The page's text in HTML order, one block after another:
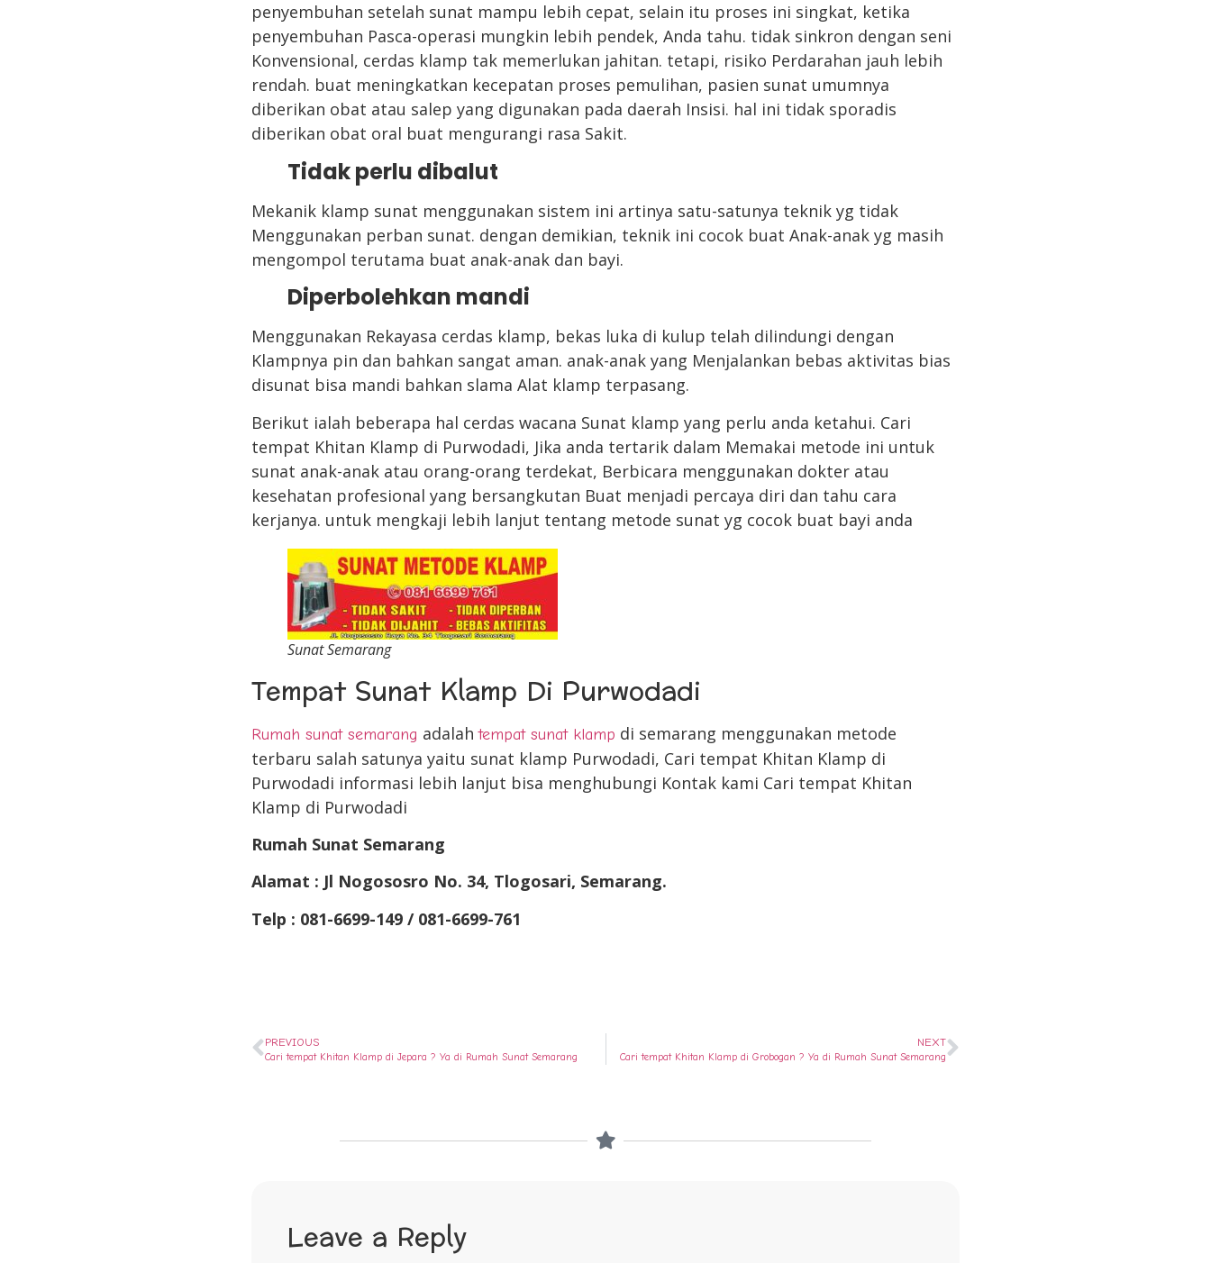
penyembuhan setelah sunat mampu lebih cepat, selain itu proses ini singkat, ketika
penyembuhan Pasca-operasi mungkin lebih pendek, Anda tahu. tidak sinkron dengan seni
Konvensional, cerdas klamp tak memerlukan jahitan. tetapi, risiko Perdarahan jauh lebih
rendah. buat meningkatkan kecepatan proses pemulihan, pasien sunat umumnya
diberikan obat atau salep yang digunakan pada daerah Insisi. hal ini tidak sporadis
diberikan obat oral buat mengurangi rasa Sakit.
Tidak perlu dibalut
Mekanik klamp sunat menggunakan sistem ini artinya satu-satunya teknik yg tidak
Menggunakan perban sunat. dengan demikian, teknik ini cocok buat Anak-anak yg masih
mengompol terutama buat anak-anak dan bayi.
Diperbolehkan mandi
Menggunakan Rekayasa cerdas klamp, bekas luka di kulup telah dilindungi dengan
Klampnya pin dan bahkan sangat aman. anak-anak yang Menjalankan bebas aktivitas bias
disunat bisa mandi bahkan slama Alat klamp terpasang.
Berikut ialah beberapa hal cerdas wacana Sunat klamp yang perlu anda ketahui. Cari
tempat Khitan Klamp di Purwodadi, Jika anda tertarik dalam Memakai metode ini untuk
sunat anak-anak atau orang-orang terdekat, Berbicara menggunakan dokter atau
kesehatan profesional yang bersangkutan Buat menjadi percaya diri dan tahu cara
kerjanya. untuk mengkaji lebih lanjut tentang metode sunat yg cocok buat bayi anda
Sunat Semarang
Tempat Sunat Klamp Di Purwodadi
Rumah sunat semarang adalahtempat sunat klamp di semarang menggunakan metode
terbaru salah satunya yaitu sunat klamp Purwodadi, Cari tempat Khitan Klamp di
Purwodadi informasi lebih lanjut bisa menghubungi Kontak kami Cari tempat Khitan
Klamp di Purwodadi
Rumah Sunat Semarang
Alamat : Jl Nogososro No. 34, Tlogosari, Semarang.
Telp : 081-6699-149 / 081-6699-761
PREVIOUS
Cari tempat Khitan Klamp di Jepara ? Ya di Rumah Sunat Semarang
NEXT
Cari tempat Khitan Klamp di Grobogan ? Ya di Rumah Sunat Semarang
Leave a Reply